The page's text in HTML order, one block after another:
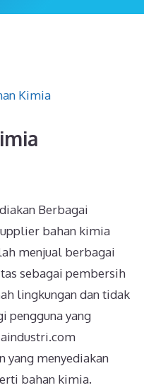
Berbagai
bahan kimia
menjual berbagai
sebagai pembersih
lingkungan dan tidak
pengguna yang
yang menyediakan
bahan kimia.